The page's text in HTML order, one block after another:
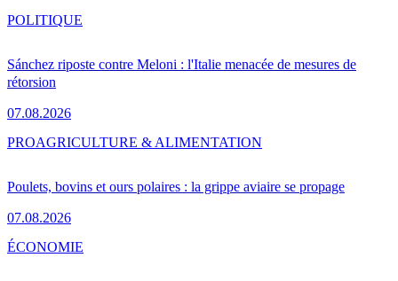
Sánchez riposte contre Meloni : l'Italie menacée de mesures de
rétorsion
07.08.2026
POLITIQUE
Poulets, bovins et ours polaires : la grippe aviaire se propage
07.08.2026
PROAGRICULTURE & ALIMENTATION
ÉCONOMIE